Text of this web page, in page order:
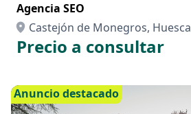
Agencia SEO
Castejón de Monegros, Huesca
Precio a consultar
Anuncio destacado